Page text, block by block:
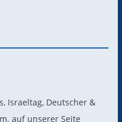
Israeltag, Deutscher &
auf unserer Seite